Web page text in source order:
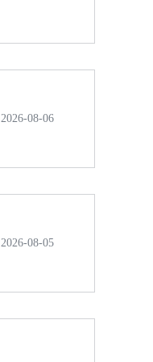
2026-08-06
2026-08-05